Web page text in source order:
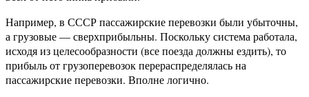
Например, в СССР пассажирские перевозки были убыточны,
а грузовые — сверхприбыльны. Поскольку система работала,
исходя из целесообразности (все поезда должны ездить), то
прибыль от грузоперевозок перераспределялась на
пассажирские перевозки. Вполне логично.